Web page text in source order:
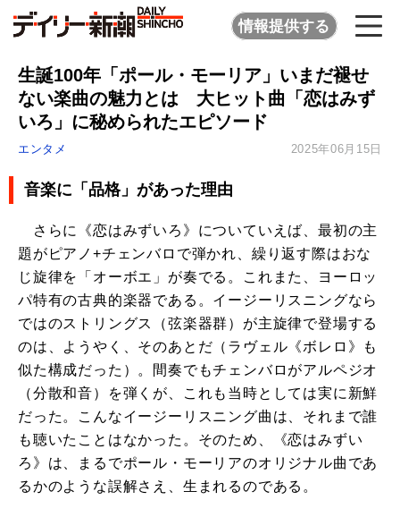
情報提供する
生誕100年「ポール・モーリア」いまだ褪せ
ない楽曲の魅力とは 大ヒット曲「恋はみず
いろ」に秘められたエピソード
エンタメ 2025年06月15日
音楽に「品格」があった理由
さらに《恋はみずいろ》についていえば、最初の主
題がピアノ+チェンバロで弾かれ、繰り返す際はおな
じ旋律を「オーボエ」が奏でる。これまた、ヨーロッ
パ特有の古典的楽器である。イージーリスニングなら
ではのストリングス（弦楽器群）が主旋律で登場する
のは、ようやく、そのあとだ（ラヴェル《ボレロ》も
似た構成だった）。間奏でもチェンバロがアルペジオ
（分散和音）を弾くが、これも当時としては実に新鮮
だった。こんなイージーリスニング曲は、それまで誰
も聴いたことはなかった。そのため、《恋はみずい
ろ》は、まるでポール・モーリアのオリジナル曲であ
るかのような誤解さえ、生まれるのである。